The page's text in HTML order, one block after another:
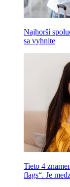
Najhorší
sa vyhnite
Tieto 4
flags“. Je